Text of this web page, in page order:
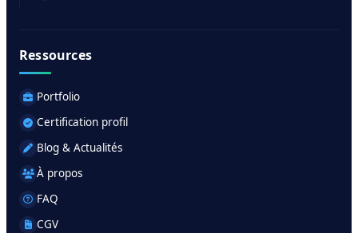
Ressources
Portfolio
Certification profil
Blog & Actualités
À propos
FAQ
CGV